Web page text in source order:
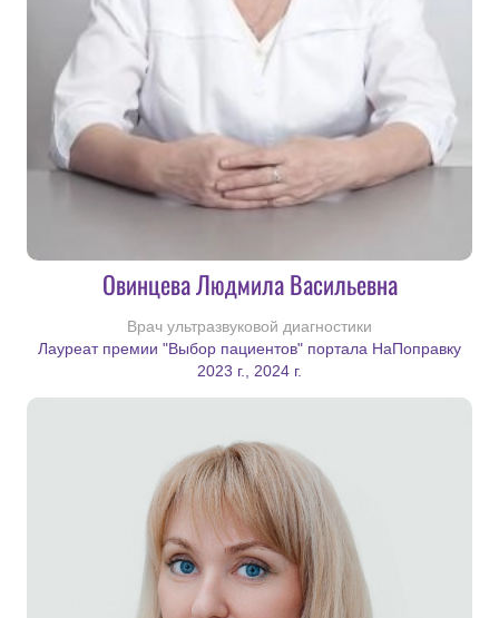
Овинцева Людмила Васильевна
Врач ультразвуковой диагностики
Лауреат премии "Выбор пациентов" портала НаПоправку
2023 г., 2024 г.